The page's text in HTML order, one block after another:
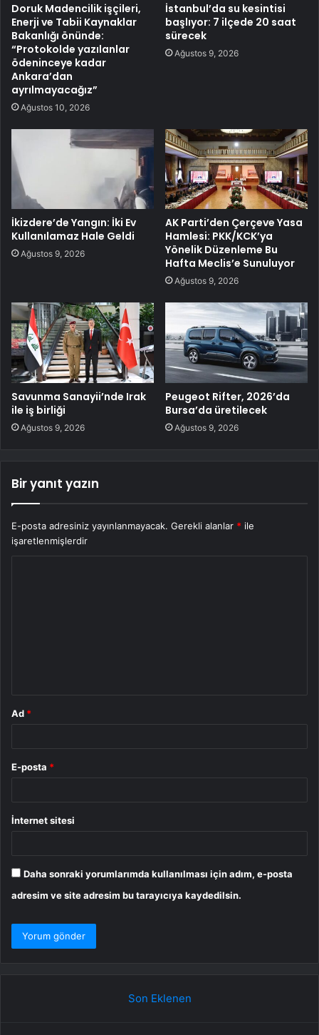
Doruk Madencilik işçileri,
Enerji ve Tabii Kaynaklar
Bakanlığı önünde:
“Protokolde yazılanlar
ödeninceye kadar
Ankara’dan
ayrılmayacağız”
Ağustos 10, 2026
İstanbul’da su kesintisi
başlıyor: 7 ilçede 20 saat
sürecek
Ağustos 9, 2026
İkizdere’de Yangın: İki Ev
Kullanılamaz Hale Geldi
Ağustos 9, 2026
AK Parti’den Çerçeve Yasa
Hamlesi: PKK/KCK’ya
Yönelik Düzenleme Bu
Hafta Meclis’e Sunuluyor
Ağustos 9, 2026
Savunma Sanayii’nde Irak
ile iş birliği
Ağustos 9, 2026
Peugeot Rifter, 2026’da
Bursa’da üretilecek
Ağustos 9, 2026
Bir yanıt yazın
E-posta adresiniz yayınlanmayacak. Gerekli alanlar * ile
işaretlenmişlerdir
Ad *
E-posta *
İnternet sitesi
Daha sonraki yorumlarımda kullanılması için adım, e-posta
adresim ve site adresim bu tarayıcıya kaydedilsin.
Son Eklenen